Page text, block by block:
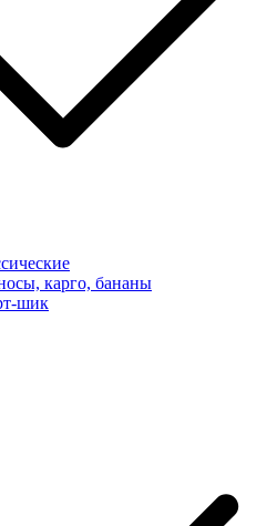
карго, бананы
шик